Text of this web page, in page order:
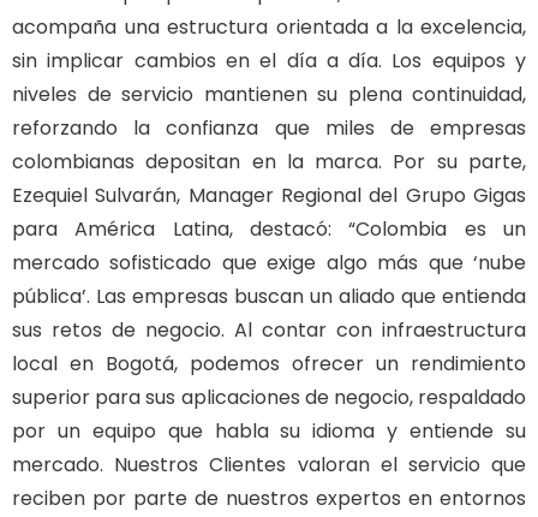
acompaña una estructura orientada a la excelencia,
sin implicar cambios en el día a día. Los equipos y
niveles de servicio mantienen su plena continuidad,
reforzando la confianza que miles de empresas
colombianas depositan en la marca. Por su parte,
Ezequiel Sulvarán, Manager Regional del Grupo Gigas
para América Latina, destacó: “Colombia es un
mercado sofisticado que exige algo más que ‘nube
pública’. Las empresas buscan un aliado que entienda
sus retos de negocio. Al contar con infraestructura
local en Bogotá, podemos ofrecer un rendimiento
superior para sus aplicaciones de negocio, respaldado
por un equipo que habla su idioma y entiende su
mercado. Nuestros Clientes valoran el servicio que
reciben por parte de nuestros expertos en entornos